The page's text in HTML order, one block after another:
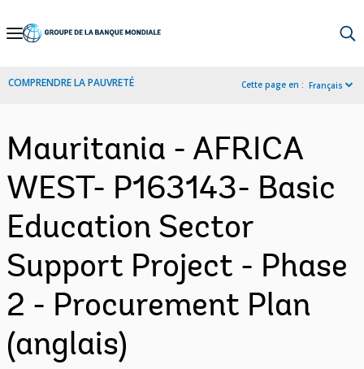
Skip
Navigation
COMPRENDRE LA PAUVRETÉ Cette page en : Français
Mauritania - AFRICA
WEST- P163143- Basic
Education Sector
Support Project - Phase
2 - Procurement Plan
(anglais)